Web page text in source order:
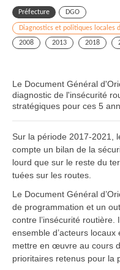
Préfecture DGO
Diagnostics et politiques locales
2008
2013 2018
Le Document Général
diagnostic de l'insécurité
stratégiques pour ces 5
Sur la période 2017-2021,
compte un bilan de la
lourd que sur le reste du
tuées sur les routes.
Le Document Général
de programmation et un
contre l’insécurité
ensemble d’acteurs
mettre en œuvre au cours
prioritaires retenus pour la